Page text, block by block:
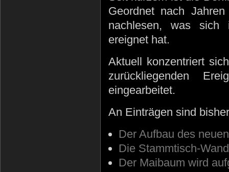
Geordnet nach
nachlesen, was
ereignet hat.
Aktuell konzentriert
zurückliegenden
eingearbeitet.
An Einträgen sind
Der Aufbau des
Die Stammtisch-
Der Maibaum wird